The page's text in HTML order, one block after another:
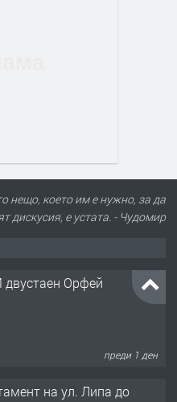
нещо, което им е нужно, за да
дискусия, е устата. - Чудомир
двустаен Орфей
преди 1 ден
преди 1 ден